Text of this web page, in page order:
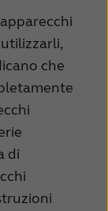
che
di